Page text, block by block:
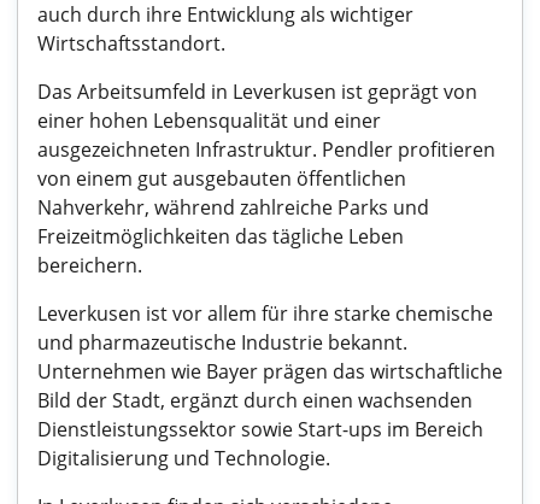
auch durch ihre Entwicklung als wichtiger
Wirtschaftsstandort.
Das Arbeitsumfeld in Leverkusen ist geprägt von
einer hohen Lebensqualität und einer
ausgezeichneten Infrastruktur. Pendler profitieren
von einem gut ausgebauten öffentlichen
Nahverkehr, während zahlreiche Parks und
Freizeitmöglichkeiten das tägliche Leben
bereichern.
Leverkusen ist vor allem für ihre starke chemische
und pharmazeutische Industrie bekannt.
Unternehmen wie Bayer prägen das wirtschaftliche
Bild der Stadt, ergänzt durch einen wachsenden
Dienstleistungssektor sowie Start-ups im Bereich
Digitalisierung und Technologie.